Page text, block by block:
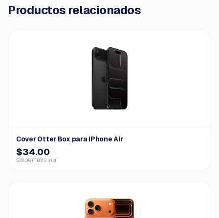
Productos relacionados
Cover Otter Box para iPhone Air
$34.00
$36.38 ITBMS incl.